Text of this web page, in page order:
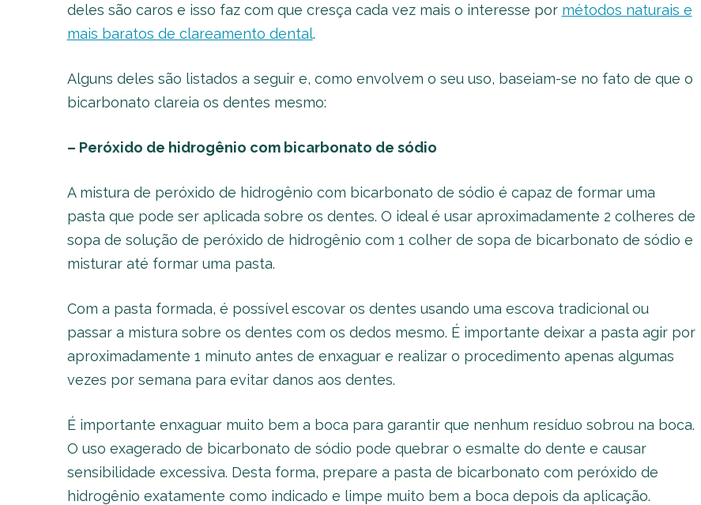
deles são caros e isso faz com que cresça cada vez mais o interesse por métodos naturais e
mais baratos de clareamento dental.
Alguns deles são listados a seguir e, como envolvem o seu uso, baseiam-se no fato de que o
bicarbonato clareia os dentes mesmo:
– Peróxido de hidrogênio com bicarbonato de sódio
A mistura de peróxido de hidrogênio com bicarbonato de sódio é capaz de formar uma
pasta que pode ser aplicada sobre os dentes. O ideal é usar aproximadamente 2 colheres de
sopa de solução de peróxido de hidrogênio com 1 colher de sopa de bicarbonato de sódio e
misturar até formar uma pasta.
Com a pasta formada, é possível escovar os dentes usando uma escova tradicional ou
passar a mistura sobre os dentes com os dedos mesmo. É importante deixar a pasta agir por
aproximadamente 1 minuto antes de enxaguar e realizar o procedimento apenas algumas
vezes por semana para evitar danos aos dentes.
É importante enxaguar muito bem a boca para garantir que nenhum resíduo sobrou na boca.
O uso exagerado de bicarbonato de sódio pode quebrar o esmalte do dente e causar
sensibilidade excessiva. Desta forma, prepare a pasta de bicarbonato com peróxido de
hidrogênio exatamente como indicado e limpe muito bem a boca depois da aplicação.